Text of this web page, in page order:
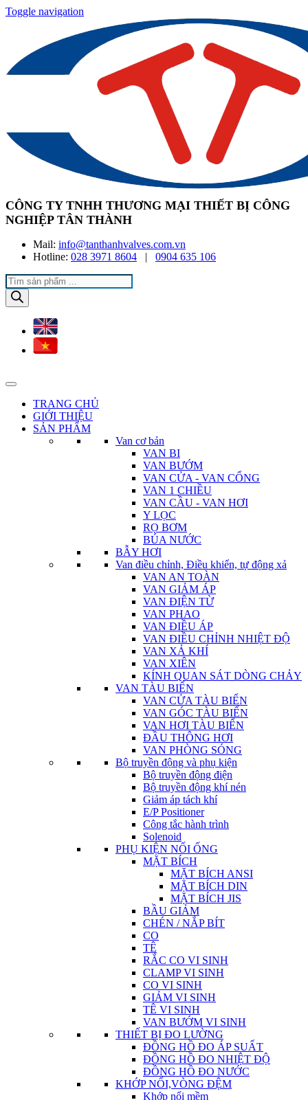
Toggle navigation
CÔNG TY TNHH THƯƠNG MẠI THIẾT BỊ CÔNG
NGHIỆP TÂN THÀNH
Mail: info@tanthanhvalves.com.vn
Hotline: 028 3971 8604 | 0904 635 106
Products
search
TRANG CHỦ
GIỚI THIỆU
SẢN PHẨM
Van cơ bản
VAN BI
VAN BƯỚM
VAN CỬA - VAN CỔNG
VAN 1 CHIỀU
VAN CẦU - VAN HƠI
Y LỌC
RỌ BƠM
BÚA NƯỚC
BẪY HƠI
Van điều chỉnh, Điều khiển, tự động xả
VAN AN TOÀN
VAN GIẢM ÁP
VAN ĐIỆN TỪ
VAN PHAO
VAN ĐIỀU ÁP
VAN ĐIỀU CHỈNH NHIỆT ĐỘ
VAN XẢ KHÍ
VAN XIÊN
KÍNH QUAN SÁT DÒNG CHẢY
VAN TÀU BIỂN
VAN CỬA TÀU BIỂN
VAN GÓC TÀU BIỂN
VAN HƠI TÀU BIỂN
ĐẦU THÔNG HƠI
VAN PHÒNG SÓNG
Bộ truyền động và phụ kiện
Bộ truyền động điện
Bộ truyền động khí nén
Giảm áp tách khí
E/P Positioner
Công tắc hành trình
Solenoid
PHỤ KIỆN NỐI ỐNG
MẶT BÍCH
MẶT BÍCH ANSI
MẶT BÍCH DIN
MẶT BÍCH JIS
BẦU GIẢM
CHÉN / NẮP BÍT
CO
TÊ
RẮC CO VI SINH
CLAMP VI SINH
CO VI SINH
GIẢM VI SINH
TÊ VI SINH
VAN BƯỚM VI SINH
THIẾT BỊ ĐO LƯỜNG
ĐỒNG HỒ ĐO ÁP SUẤT
ĐỒNG HỒ ĐO NHIỆT ĐỘ
ĐỒNG HỒ ĐO NƯỚC
KHỚP NỐI,VÒNG ĐỆM
Khớp nối mềm